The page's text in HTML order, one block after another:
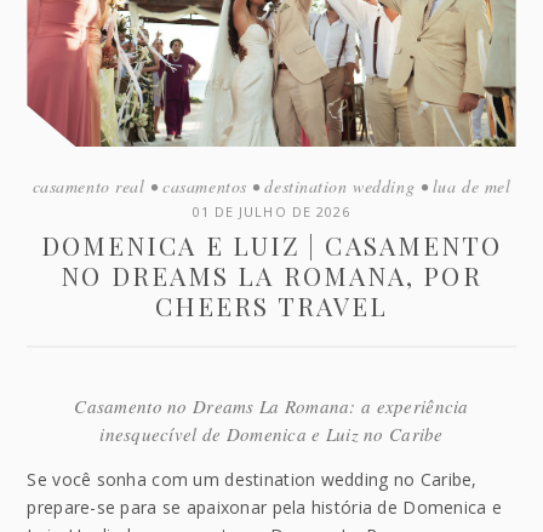
casamento real • casamentos • destination wedding • lua de mel
01 DE JULHO DE 2026
DOMENICA E LUIZ | CASAMENTO
NO DREAMS LA ROMANA, POR
CHEERS TRAVEL
Casamento no Dreams La Romana: a experiência
inesquecível de Domenica e Luiz no Caribe
Se você sonha com um destination wedding no Caribe,
prepare-se para se apaixonar pela história de Domenica e